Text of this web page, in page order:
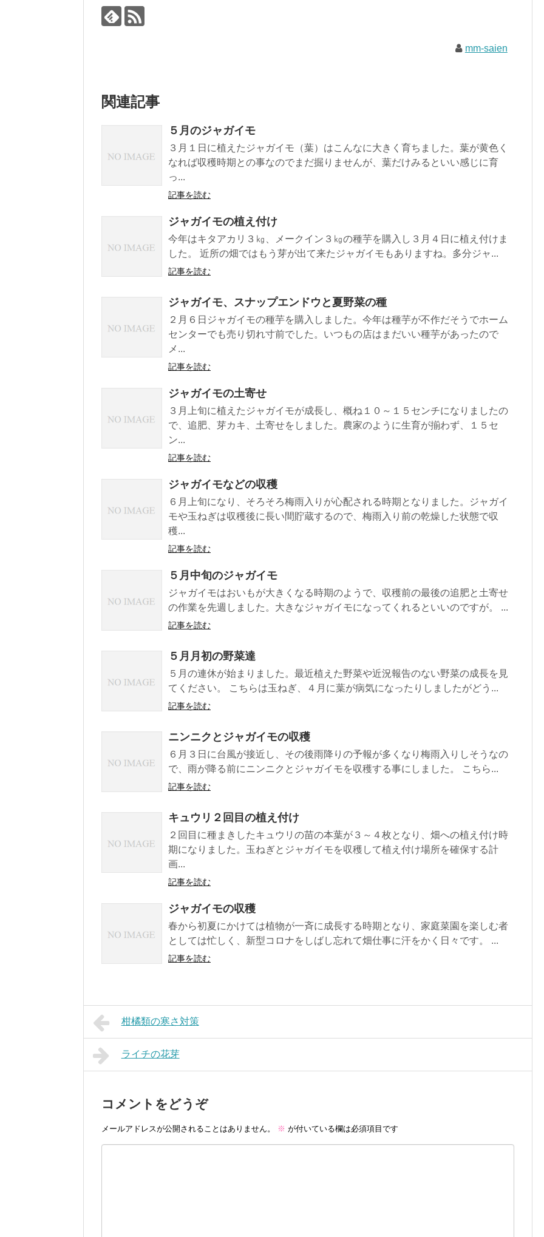
mm-saien
関連記事
５月のジャガイモ
３月１日に植えたジャガイモ（葉）はこんなに大きく育ちました。葉が黄色く
なれば収穫時期との事なのでまだ掘りませんが、葉だけみるといい感じに育
っ...
記事を読む
ジャガイモの植え付け
今年はキタアカリ３㎏、メークイン３㎏の種芋を購入し３月４日に植え付けま
した。 近所の畑ではもう芽が出て来たジャガイモもありますね。多分ジャ...
記事を読む
ジャガイモ、スナップエンドウと夏野菜の種
２月６日ジャガイモの種芋を購入しました。今年は種芋が不作だそうでホーム
センターでも売り切れ寸前でした。いつもの店はまだいい種芋があったので
メ...
記事を読む
ジャガイモの土寄せ
３月上旬に植えたジャガイモが成長し、概ね１０～１５センチになりましたの
で、追肥、芽カキ、土寄せをしました。農家のように生育が揃わず、１５セ
ン...
記事を読む
ジャガイモなどの収穫
６月上旬になり、そろそろ梅雨入りが心配される時期となりました。ジャガイ
モや玉ねぎは収穫後に長い間貯蔵するので、梅雨入り前の乾燥した状態で収
穫...
記事を読む
５月中旬のジャガイモ
ジャガイモはおいもが大きくなる時期のようで、収穫前の最後の追肥と土寄せ
の作業を先週しました。大きなジャガイモになってくれるといいのですが。 ...
記事を読む
５月月初の野菜達
５月の連休が始まりました。最近植えた野菜や近況報告のない野菜の成長を見
てください。 こちらは玉ねぎ、４月に葉が病気になったりしましたがどう...
記事を読む
ニンニクとジャガイモの収穫
６月３日に台風が接近し、その後雨降りの予報が多くなり梅雨入りしそうなの
で、雨が降る前にニンニクとジャガイモを収穫する事にしました。 こちら...
記事を読む
キュウリ２回目の植え付け
２回目に種まきしたキュウリの苗の本葉が３～４枚となり、畑への植え付け時
期になりました。玉ねぎとジャガイモを収穫して植え付け場所を確保する計
画...
記事を読む
ジャガイモの収穫
春から初夏にかけては植物が一斉に成長する時期となり、家庭菜園を楽しむ者
としては忙しく、新型コロナをしばし忘れて畑仕事に汗をかく日々です。 ...
記事を読む
柑橘類の寒さ対策
ライチの花芽
コメントをどうぞ
メールアドレスが公開されることはありません。 ※ が付いている欄は必須項目です